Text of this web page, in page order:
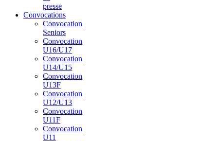
presse
Convocations
Convocation
Seniors
Convocation
U16/U17
Convocation
U14/U15
Convocation
U13F
Convocation
U12/U13
Convocation
U11F
Convocation
U11